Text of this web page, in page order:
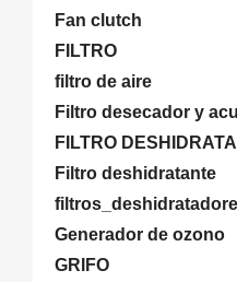
Fan clutch
FILTRO
filtro de aire
Filtro desecador y
FILTRO
Filtro deshidratante
Generador de ozono
GRIFO